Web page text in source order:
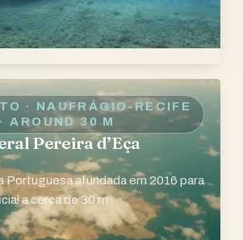
· NAUFRÁGIO-RECIFE
· AROUND 30 M
Pereira d’Eça
Portuguesa afundada em 2016 para
a cerca de 30 m.